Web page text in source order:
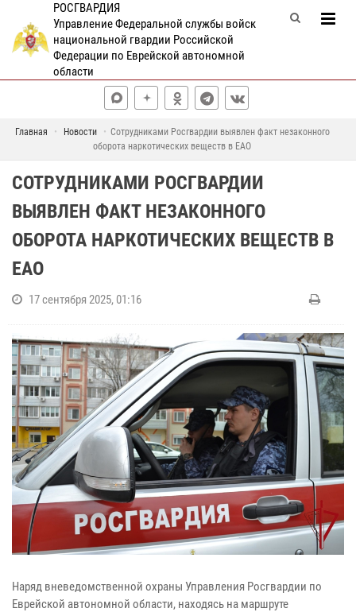
РОСГВАРДИЯ
Управление Федеральной службы войск
национальной гвардии Российской
Федерации по Еврейской автономной
области
Главная Новости
Сотрудниками Росгвардии выявлен факт незаконного
оборота наркотических веществ в ЕАО
СОТРУДНИКАМИ РОСГВАРДИИ
ВЫЯВЛЕН ФАКТ НЕЗАКОННОГО
ОБОРОТА НАРКОТИЧЕСКИХ ВЕЩЕСТВ В
ЕАО
17 сентября 2025, 01:16
Наряд вневедомственной охраны Управления Росгвардии по
Еврейской автономной области, находясь на маршруте